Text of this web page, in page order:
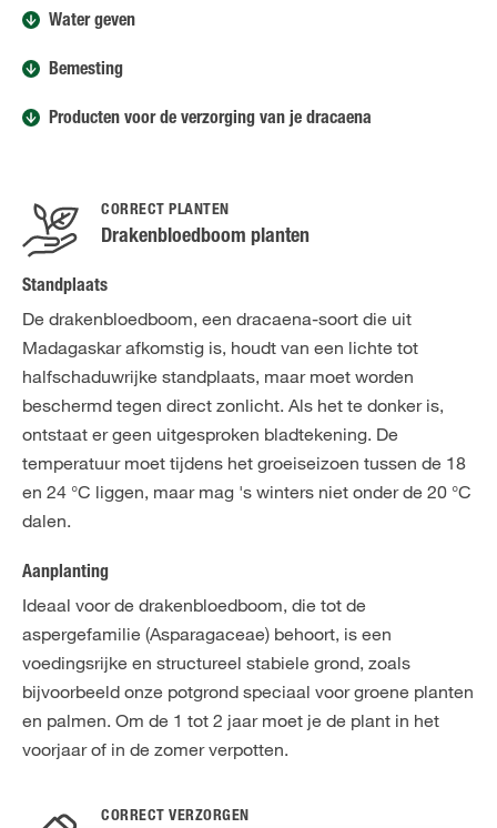
Water geven
Bemesting
Producten voor de verzorging van je dracaena
CORRECT PLANTEN
Drakenbloedboom planten
Standplaats
De drakenbloedboom, een dracaena-soort die uit
Madagaskar afkomstig is, houdt van een lichte tot
halfschaduwrijke standplaats, maar moet worden
beschermd tegen direct zonlicht. Als het te donker is,
ontstaat er geen uitgesproken bladtekening. De
temperatuur moet tijdens het groeiseizoen tussen de 18
en 24 °C liggen, maar mag 's winters niet onder de 20 °C
dalen.
Aanplanting
Ideaal voor de drakenbloedboom, die tot de
aspergefamilie (Asparagaceae) behoort, is een
voedingsrijke en structureel stabiele grond, zoals
bijvoorbeeld onze potgrond speciaal voor groene planten
en palmen. Om de 1 tot 2 jaar moet je de plant in het
voorjaar of in de zomer verpotten.
CORRECT VERZORGEN